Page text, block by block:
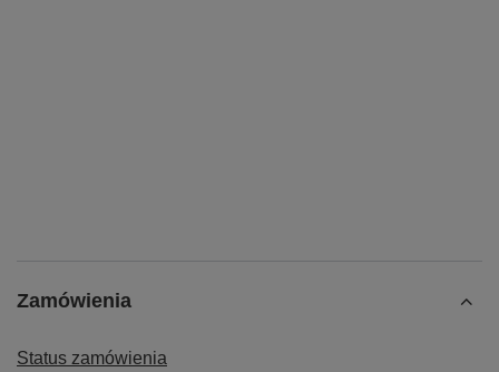
Zamówienia
Status zamówienia